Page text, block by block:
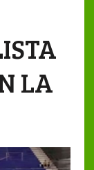
LA